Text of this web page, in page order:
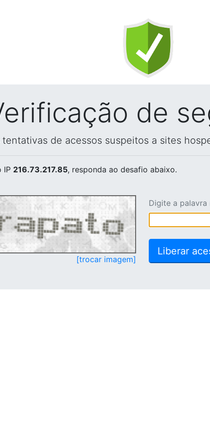
de
de acessos suspeitos a sites
IP 216.73.217.85, responda ao desafio abaixo.
[trocar imagem]
Digite a